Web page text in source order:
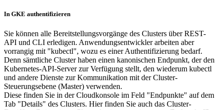
In GKE authentifizieren
Sie können alle Bereitstellungsvorgänge des Clusters über REST-
API und CLI erledigen. Anwendungsentwickler arbeiten aber
vorrangig mit "kubectl", wozu es einer Authentifizierung bedarf.
Denn sämtliche Cluster haben einen kanonischen Endpunkt, der den
Kubernetes-API-Server zur Verfügung stellt, den wiederum kubectl
und andere Dienste zur Kommunikation mit der Cluster-
Steuerungsebene (Master) verwenden.
Diese finden Sie in der Cloudkonsole im Feld "Endpunkte" auf dem
Tab "Details" des Clusters. Hier finden Sie auch das Cluster-